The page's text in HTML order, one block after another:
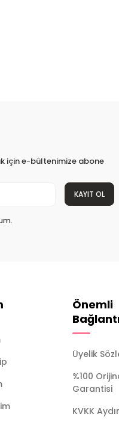
için e-bültenimize abone
KAYIT OL
Önemli
Üyelik
%100
Garantisi
KVKK